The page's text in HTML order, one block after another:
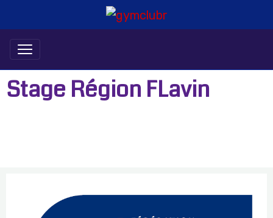
Stage Région FLavin